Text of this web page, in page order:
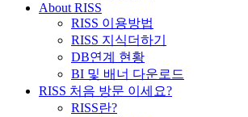
About RISS
RISS 이용방법
RISS 지식더하기
DB연계 현황
BI 및 배너 다운로드
RISS 처음 방문 이세요?
RISS란?